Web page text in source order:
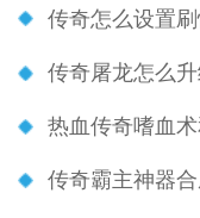
传奇怎么设置
传奇屠龙怎么
热血传奇嗜血
传奇霸主神器